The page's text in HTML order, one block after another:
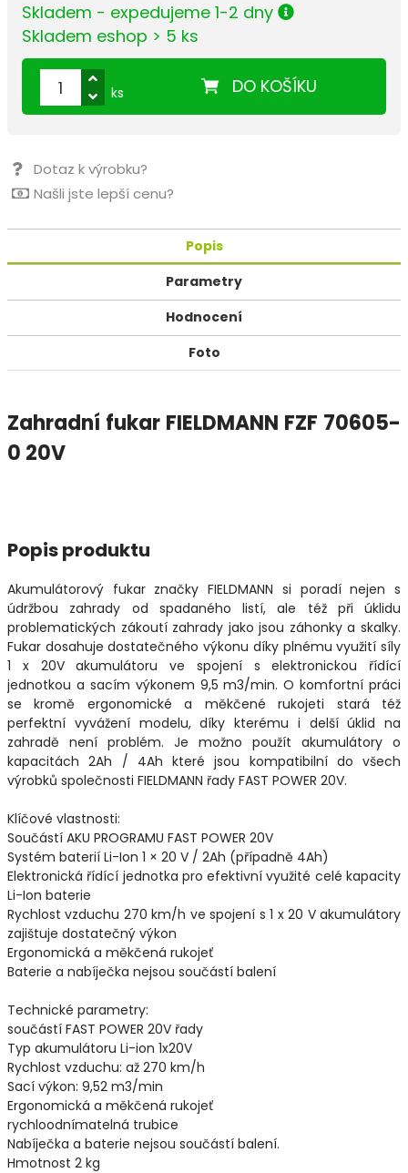
Skladem - expedujeme 1-2 dny
Skladem eshop > 5 ks
DO KOŠÍKU
ks
Dotaz k výrobku?
Našli jste lepší cenu?
Popis
Parametry
Hodnocení
Foto
Zahradní fukar FIELDMANN FZF 70605-
0 20V
Popis produktu
Akumulátorový fukar značky FIELDMANN si poradí nejen s
údržbou zahrady od spadaného listí, ale též při úklidu
problematických zákoutí zahrady jako jsou záhonky a skalky.
Fukar dosahuje dostatečného výkonu díky plnému využití síly
1 x 20V akumulátoru ve spojení s elektronickou řídící
jednotkou a sacím výkonem 9,5 m3/min. O komfortní práci
se kromě ergonomické a měkčené rukojeti stará též
perfektní vyvážení modelu, díky kterému i delší úklid na
zahradě není problém. Je možno použít akumulátory o
kapacitách 2Ah / 4Ah které jsou kompatibilní do všech
výrobků společnosti FIELDMANN řady FAST POWER 20V.
Klíčové vlastnosti:
Součástí AKU PROGRAMU FAST POWER 20V
Systém baterií Li-Ion 1 × 20 V / 2Ah (případně 4Ah)
Elektronická řídící jednotka pro efektivní využité celé kapacity
Li-Ion baterie
Rychlost vzduchu 270 km/h ve spojení s 1 x 20 V akumulátory
zajištuje dostatečný výkon
Ergonomická a měkčená rukojeť
Baterie a nabíječka nejsou součástí balení
Technické parametry:
součástí FAST POWER 20V řady
Typ akumulátoru Li-ion 1x20V
Rychlost vzduchu: až 270 km/h
Sací výkon: 9,52 m3/min
Ergonomická a měkčená rukojeť
rychloodnímatelná trubice
Nabíječka a baterie nejsou součástí balení.
Hmotnost 2 kg